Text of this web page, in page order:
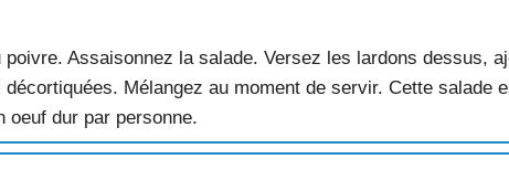
Assaisonnez la salade. Versez les lardons dessus,
Mélangez au moment de servir. Cette salade
oeuf dur par personne.